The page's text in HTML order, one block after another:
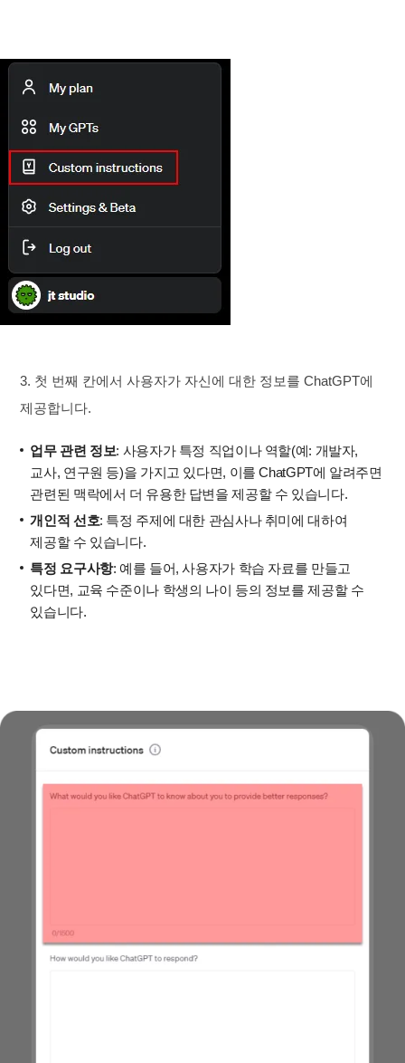
3. 첫 번째 칸에서 사용자가 자신에 대한 정보를 ChatGPT에
제공합니다.
업무 관련 정보: 사용자가 특정 직업이나 역할(예: 개발자,
교사, 연구원 등)을 가지고 있다면, 이를 ChatGPT에 알려주면
관련된 맥락에서 더 유용한 답변을 제공할 수 있습니다.
개인적 선호: 특정 주제에 대한 관심사나 취미에 대하여
제공할 수 있습니다.
특정 요구사항: 예를 들어, 사용자가 학습 자료를 만들고
있다면, 교육 수준이나 학생의 나이 등의 정보를 제공할 수
있습니다.